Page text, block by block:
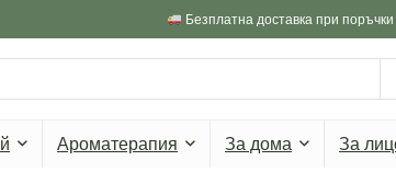
Безплатна доставка при
Ароматерапия За дома За